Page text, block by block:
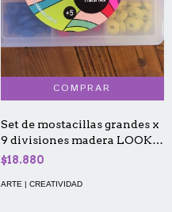
Set de mostacillas grandes x
9 divisiones madera LOOK
23/19/20
$18.880
ARTE | CREATIVIDAD